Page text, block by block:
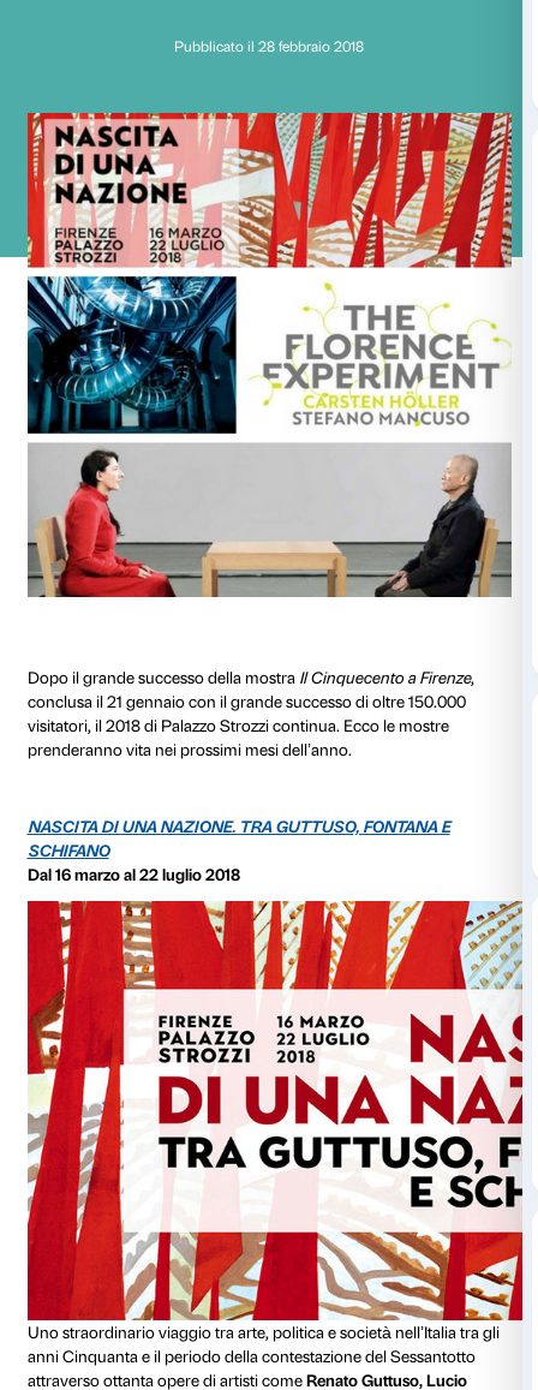
Un anno di mostre:
di Palazzo Strozzi
Pubblicato il 28 febbraio 2018
Dopo il grande successo della mostra
Il
conclusa il 21 gennaio con il grande successo di
visitatori, il 2018 di Palazzo Strozzi continua. Ecco le
prenderanno vita nei prossimi mesi dell’anno.
NASCITA DI UNA NAZIONE. TRA GUTTUSO,
SCHIFANO
Dal 16 marzo al 22 luglio 2018